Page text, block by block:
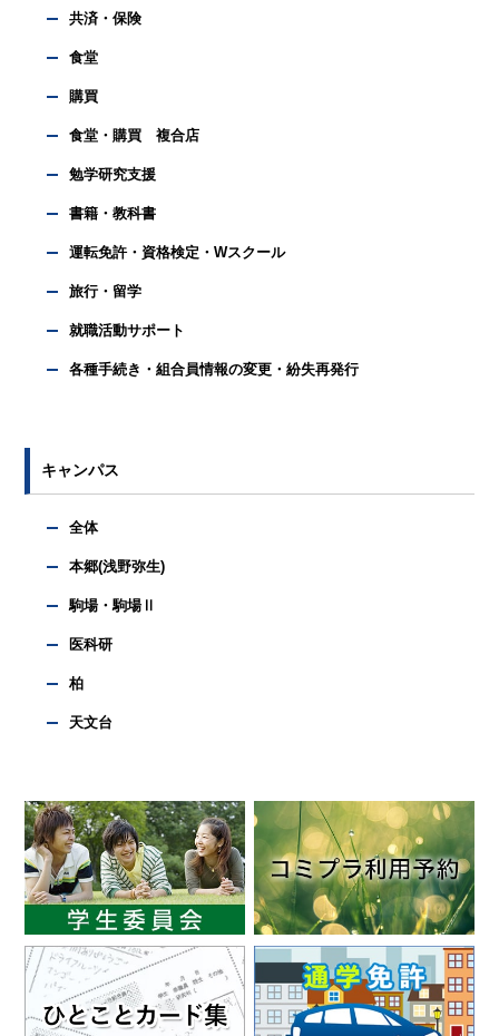
共済・保険
食堂
購買
食堂・購買 複合店
勉学研究支援
書籍・教科書
運転免許・資格検定・Wスクール
旅行・留学
就職活動サポート
各種手続き・組合員情報の変更・紛失再発行
キャンパス
全体
本郷(浅野弥生)
駒場・駒場Ⅱ
医科研
柏
天文台